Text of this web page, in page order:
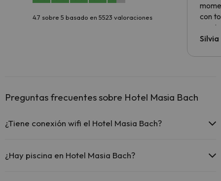
4.7 sobre 5 basado en 5523 valoraciones
con
Preguntas frecuentes sobre Hotel Masia Bach
¿Tiene conexión wifi el Hotel Masia Bach?
¿Hay piscina en Hotel Masia Bach?